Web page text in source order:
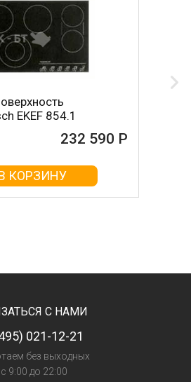
EKEF 854.1
232 590 Р
КОРЗИНУ
С НАМИ
021-12-21
без выходных
с 9:00 до 22:00